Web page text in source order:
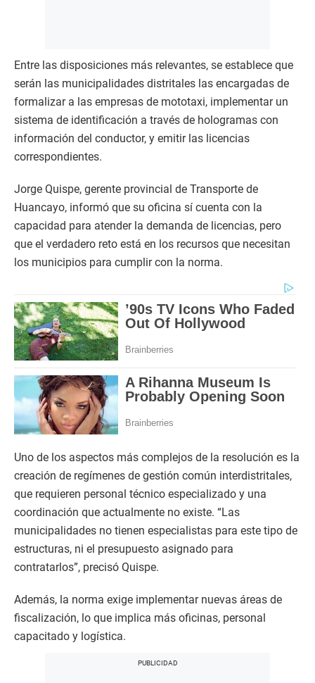
Entre las disposiciones más relevantes, se establece que
serán las municipalidades distritales las encargadas de
formalizar a las empresas de mototaxi, implementar un
sistema de identificación a través de hologramas con
información del conductor, y emitir las licencias
correspondientes.
Jorge Quispe, gerente provincial de Transporte de
Huancayo, informó que su oficina sí cuenta con la
capacidad para atender la demanda de licencias, pero
que el verdadero reto está en los recursos que necesitan
los municipios para cumplir con la norma.
Uno de los aspectos más complejos de la resolución es la
creación de regímenes de gestión común interdistritales,
que requieren personal técnico especializado y una
coordinación que actualmente no existe. “Las
municipalidades no tienen especialistas para este tipo de
estructuras, ni el presupuesto asignado para
contratarlos”, precisó Quispe.
Además, la norma exige implementar nuevas áreas de
fiscalización, lo que implica más oficinas, personal
capacitado y logística.